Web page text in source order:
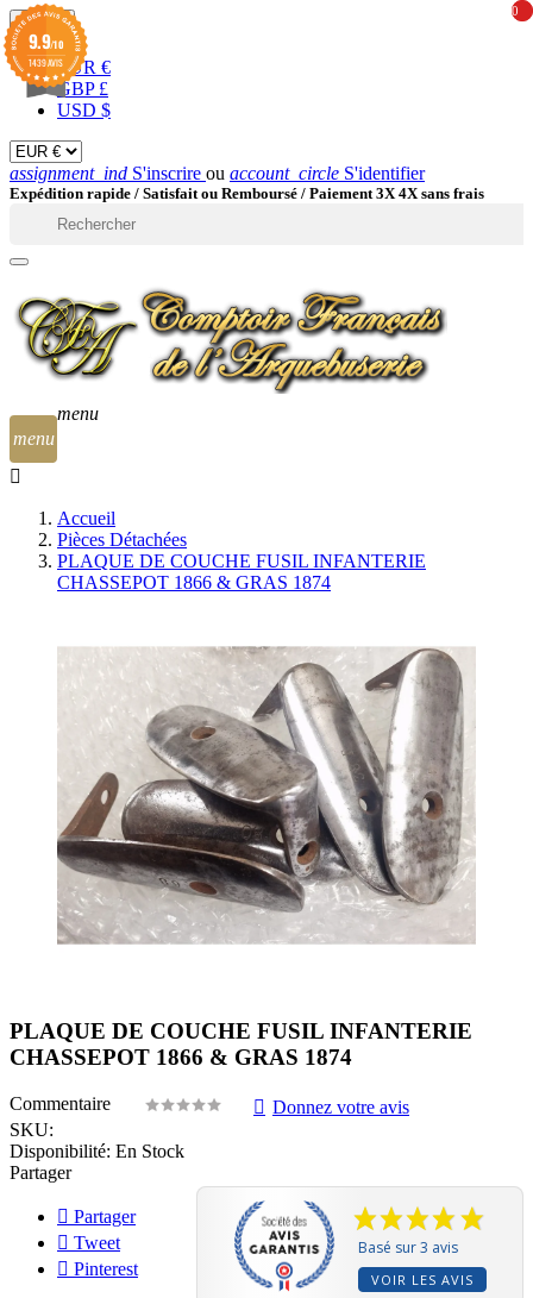
EUR 
EUR €
GBP £
USD $
assignment_ind S'inscrire ou account_circle S'identifier
Expédition rapide / Satisfait ou Remboursé / Paiement 3X 4X sans frais
menu
0
0
menu
Accueil
Pièces Détachées
PLAQUE DE COUCHE FUSIL INFANTERIE
CHASSEPOT 1866 & GRAS 1874
PLAQUE DE COUCHE FUSIL INFANTERIE
CHASSEPOT 1866 & GRAS 1874
Commentaire
Donnez votre avis
SKU:
Disponibilité: En Stock
Basé sur 3 avis
VOIR LES AVIS
Partager
Partager
Tweet
Pinterest
9.9/10
1439 AVIS